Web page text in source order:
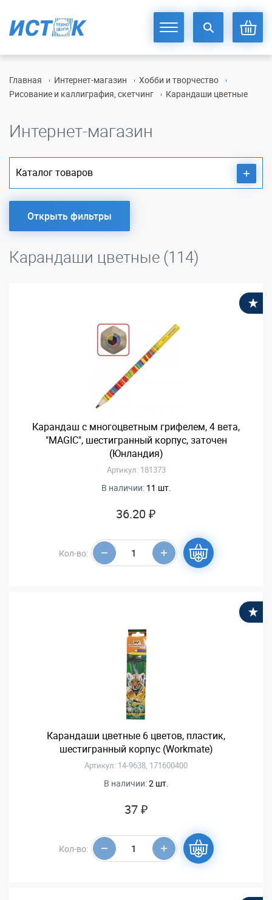
Главная Интернет-магазин
Хобби и творчество
Рисование и каллиграфия, скетчинг
Карандаши цветные
Интернет-магазин
Каталог товаров
Открыть фильтры
Карандаши цветные (114)
Карандаш с многоцветным грифелем, 4 вета,
"MAGIC", шестигранный корпус, заточен
(Юнландия)
Артикул: 181373
В наличии: 11 шт.
36.20 ₽
Кол-во:
Карандаши цветные 6 цветов, пластик,
шестигранный корпус (Workmate)
Артикул: 14-9638, 171600400
В наличии:2 шт.
37 ₽
Кол-во: